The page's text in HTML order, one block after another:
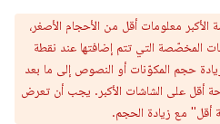
معلومات أقل من الأحجام الأصغر،
المخصّصة التي تتم إضافتها عند نقطة
حجم المكوّنات أو النصوص إلى ما بعد
أقل على الشاشات الأكبر. يجب أن تعرض
أقل" مع زيادة الحجم.